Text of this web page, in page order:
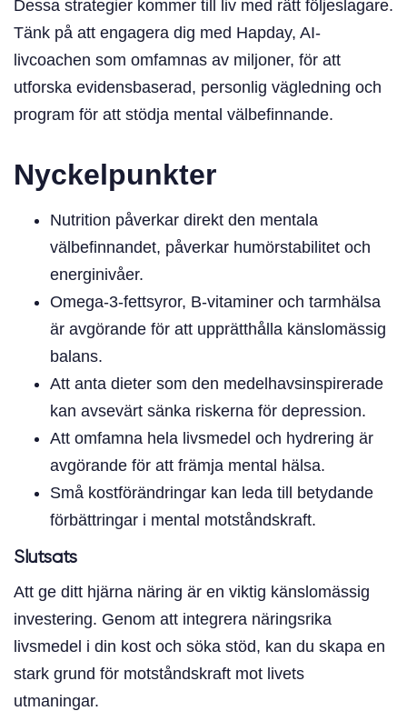
Dessa strategier kommer till liv med rätt följeslagare.
Tänk på att engagera dig med Hapday, AI-
livcoachen som omfamnas av miljoner, för att
utforska evidensbaserad, personlig vägledning och
program för att stödja mental välbefinnande.
Nyckelpunkter
Nutrition påverkar direkt den mentala
välbefinnandet, påverkar humörstabilitet och
energinivåer.
Omega-3-fettsyror, B-vitaminer och tarmhälsa
är avgörande för att upprätthålla känslomässig
balans.
Att anta dieter som den medelhavsinspirerade
kan avsevärt sänka riskerna för depression.
Att omfamna hela livsmedel och hydrering är
avgörande för att främja mental hälsa.
Små kostförändringar kan leda till betydande
förbättringar i mental motståndskraft.
Slutsats
Att ge ditt hjärna näring är en viktig känslomässig
investering. Genom att integrera näringsrika
livsmedel i din kost och söka stöd, kan du skapa en
stark grund för motståndskraft mot livets
utmaningar.